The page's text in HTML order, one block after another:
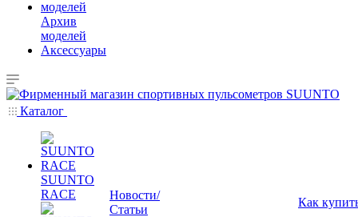
Архив
моделей
Аксессуары
Каталог
SUUNTO
RACE
Новости/
Статьи
Как